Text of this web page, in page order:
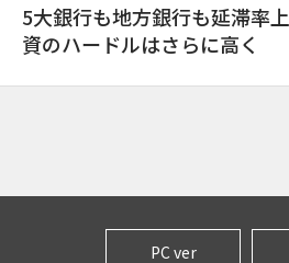
5大銀行も地方銀行も延滞率
資のハードルはさらに高く
PC ver